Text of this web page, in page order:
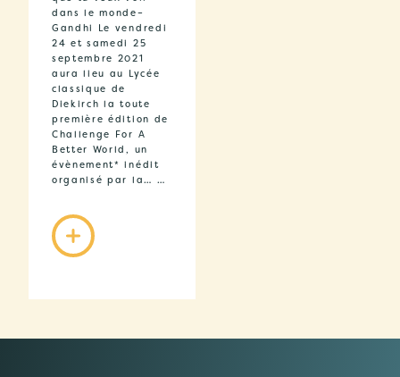
dans le monde–
Gandhi Le vendredi
24 et samedi 25
septembre 2021
aura lieu au Lycée
classique de
Diekirch la toute
première édition de
Challenge For A
Better World, un
évènement* inédit
organisé par la… …